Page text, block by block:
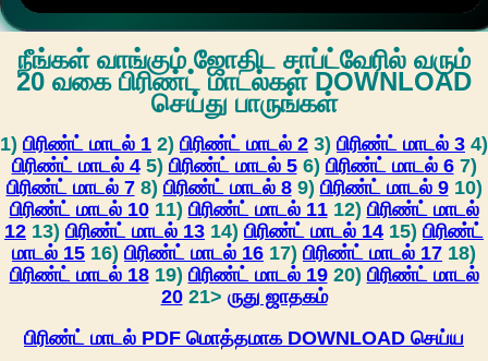
நீங்கள் வாங்கும் ஜோதிட சாப்ட்வேரில் வரும்
20 வகை பிரிண்ட் மாடல்கள் DOWNLOAD
செய்து பாருங்கள்
1) பிரிண்ட் மாடல் 1 2) பிரிண்ட் மாடல் 2 3) பிரிண்ட் மாடல் 3 4)
பிரிண்ட் மாடல் 45) பிரிண்ட் மாடல் 56) பிரிண்ட் மாடல் 67)
பிரிண்ட் மாடல் 78) பிரிண்ட் மாடல் 89) பிரிண்ட் மாடல் 910)
பிரிண்ட் மாடல் 1011) பிரிண்ட் மாடல் 1112) பிரிண்ட் மாடல்
12 13) பிரிண்ட் மாடல் 13 14) பிரிண்ட் மாடல் 14 15) பிரிண்ட்
மாடல் 15 16) பிரிண்ட் மாடல் 16 17) பிரிண்ட் மாடல் 17 18)
பிரிண்ட் மாடல் 1819) பிரிண்ட் மாடல் 1920) பிரிண்ட் மாடல்
2021> ருது ஜாதகம்
பிரிண்ட் மாடல் PDF மொத்தமாக DOWNLOAD செய்ய